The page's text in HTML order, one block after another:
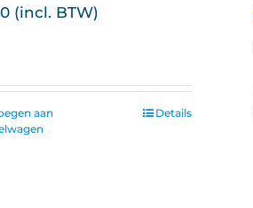
aan
Details